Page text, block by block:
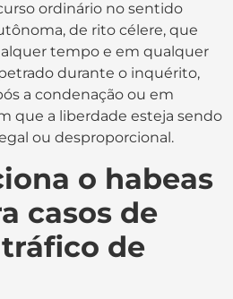
ordinário no sentido
de rito célere, que
tempo e em qualquer
durante o inquérito,
a condenação ou em
que a liberdade esteja sendo
ou desproporcional.
o habeas
casos de
de